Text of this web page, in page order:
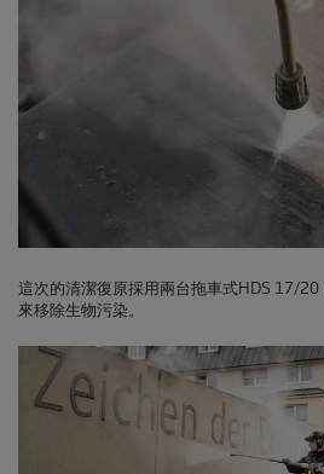
這次的清潔復原採用兩台拖車式HDS 17/
來移除生物污染。